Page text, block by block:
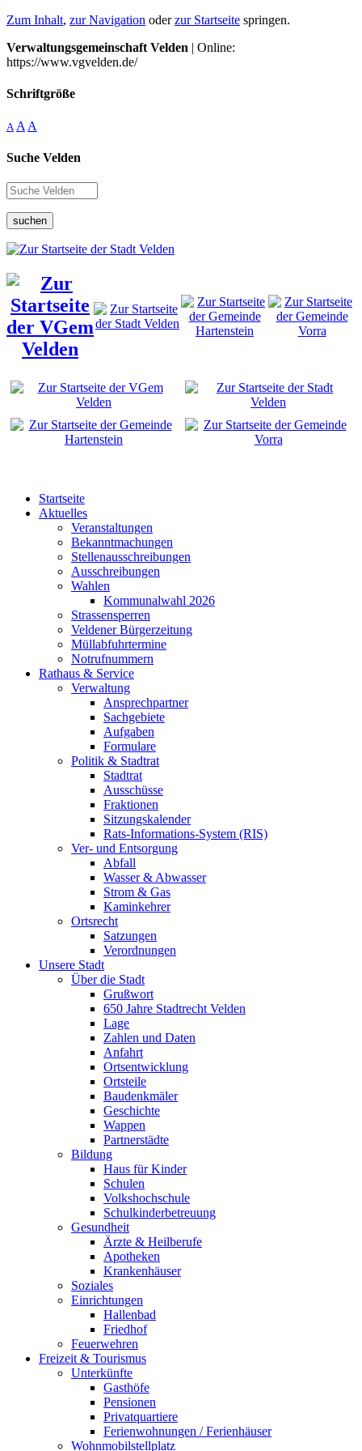
Zum Inhalt, zur Navigation oderzur Startseite springen.
Verwaltungsgemeinschaft Velden | Online:
https://www.vgvelden.de/
Schriftgröße
A A A
Suche Velden
suchen
Startseite
Aktuelles
Veranstaltungen
Bekanntmachungen
Stellenausschreibungen
Ausschreibungen
Wahlen
Kommunalwahl 2026
Strassensperren
Veldener Bürgerzeitung
Müllabfuhrtermine
Notrufnummern
Rathaus & Service
Verwaltung
Ansprechpartner
Sachgebiete
Aufgaben
Formulare
Politik & Stadtrat
Stadtrat
Ausschüsse
Fraktionen
Sitzungskalender
Rats-Informations-System (RIS)
Ver- und Entsorgung
Abfall
Wasser & Abwasser
Strom & Gas
Kaminkehrer
Ortsrecht
Satzungen
Verordnungen
Unsere Stadt
Über die Stadt
Grußwort
650 Jahre Stadtrecht Velden
Lage
Zahlen und Daten
Anfahrt
Ortsentwicklung
Ortsteile
Baudenkmäler
Geschichte
Wappen
Partnerstädte
Bildung
Haus für Kinder
Schulen
Volkshochschule
Schulkinderbetreuung
Gesundheit
Ärzte & Heilberufe
Apotheken
Krankenhäuser
Soziales
Einrichtungen
Hallenbad
Friedhof
Feuerwehren
Freizeit & Tourismus
Unterkünfte
Gasthöfe
Pensionen
Privatquartiere
Ferienwohnungen / Ferienhäuser
Wohnmobilstellplatz